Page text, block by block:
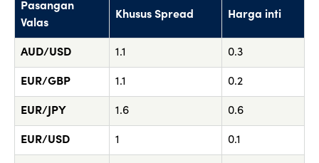
Pasangan
Valas
Khusus Spread Harga inti
AUD/USD 1.1 0.3
EUR/GBP 1.1 0.2
EUR/JPY 1.6 0.6
EUR/USD 1 0.1